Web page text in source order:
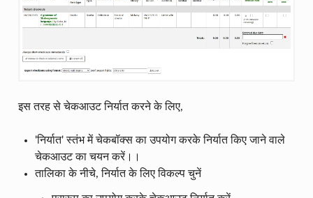
इस तरह से चेकआउट निर्यात करने के लिए,
'निर्यात' स्तंभ में चेकबॉक्स का उपयोग करके निर्यात किए जाने वाले
चेकआउट का चयन करें।।
तालिका के नीचे, निर्यात के लिए विकल्प चुनें